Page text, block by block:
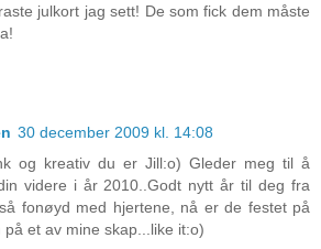
julkort jag sett! De som fick dem måste
30 december 2009 kl. 14:08
og kreativ du er Jill:o) Gleder meg til å
videre i år 2010..Godt nytt år til deg fra
fonøyd med hjertene, nå er de festet på
et av mine skap...like it:o)